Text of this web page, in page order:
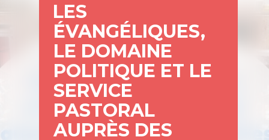
LES
ÉVANGÉLIQUES,
LE DOMAINE
POLITIQUE ET LE
SERVICE
PASTORAL
AUPRÈS DES